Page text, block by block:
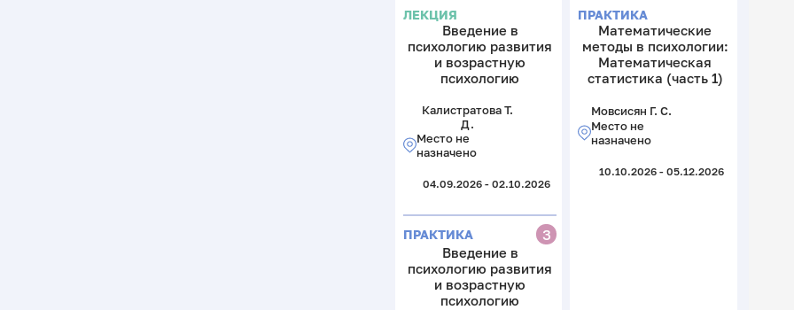
ЛЕКЦИЯ
Введение в
психологию развития
и возрастную
психологию
Калистратова Т.
Д.
Место не
назначено
04.09.2026 - 02.10.2026
ПРАКТИКА
З
Введение в
психологию развития
и возрастную
психологию
ПРАКТИКА
Математические
методы в психологии:
Математическая
статистика (часть 1)
Мовсисян Г. С.
Место не
назначено
10.10.2026 - 05.12.2026